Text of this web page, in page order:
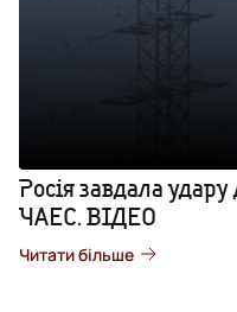
Росія завдала
ЧАЕС. ВІДЕО
Читати більше